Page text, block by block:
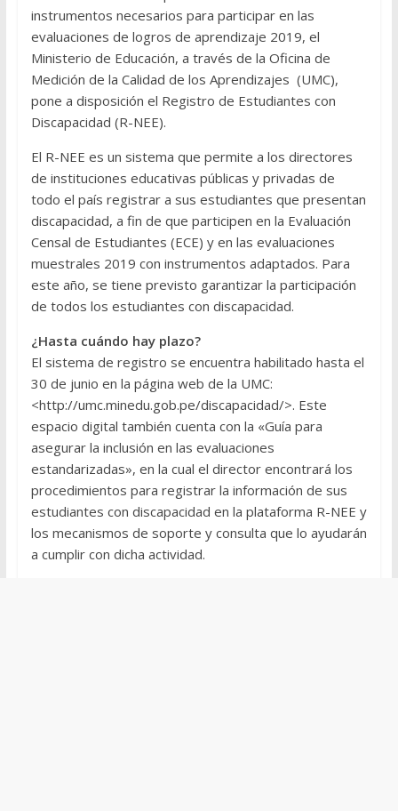
instrumentos necesarios para participar en las
evaluaciones de logros de aprendizaje 2019, el
Ministerio de Educación, a través de la Oficina de
Medición de la Calidad de los Aprendizajes (UMC),
pone a disposición el Registro de Estudiantes con
Discapacidad (R-NEE).
El R-NEE es un sistema que permite a los directores
de instituciones educativas públicas y privadas de
todo el país registrar a sus estudiantes que presentan
discapacidad, a fin de que participen en la Evaluación
Censal de Estudiantes (ECE) y en las evaluaciones
muestrales 2019 con instrumentos adaptados. Para
este año, se tiene previsto garantizar la participación
de todos los estudiantes con discapacidad.
¿Hasta cuándo hay plazo?
El sistema de registro se encuentra habilitado hasta el
30 de junio en la página web de la UMC:
<http://umc.minedu.gob.pe/discapacidad/>. Este
espacio digital también cuenta con la «Guía para
asegurar la inclusión en las evaluaciones
estandarizadas», en la cual el director encontrará los
procedimientos para registrar la información de sus
estudiantes con discapacidad en la plataforma R-NEE y
los mecanismos de soporte y consulta que lo ayudarán
a cumplir con dicha actividad.